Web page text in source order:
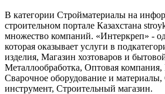
В категории Стройматериалы на
строительном портале Казахстана
множество компаний. «Интеркреп» -
которая оказывает услуги в
изделия, Магазин хозтоваров и
Металлообработка, Оптовая
Сварочное оборудование и
инструмент, Строительный магазин.